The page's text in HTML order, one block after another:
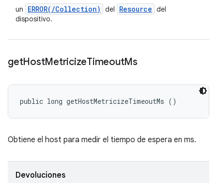
un ERROR( /Collection) del Resource del
dispositivo.
getHostMetricizeTimeoutMs
public long getHostMetricizeTimeoutMs ()
Obtiene el host para medir el tiempo de espera en ms.
Devoluciones